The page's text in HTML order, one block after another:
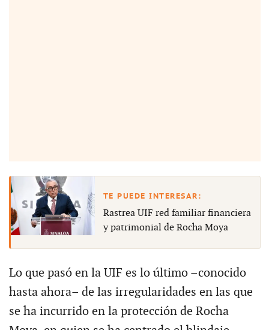
Rastrea UIF red familiar financiera
y patrimonial de Rocha Moya
Lo que pasó en la UIF es lo último –conocido
hasta ahora– de las irregularidades en las que
se ha incurrido en la protección de Rocha